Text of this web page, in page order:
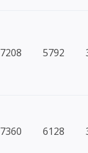
7208 5792
7360 6128